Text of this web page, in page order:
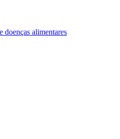
doenças alimentares